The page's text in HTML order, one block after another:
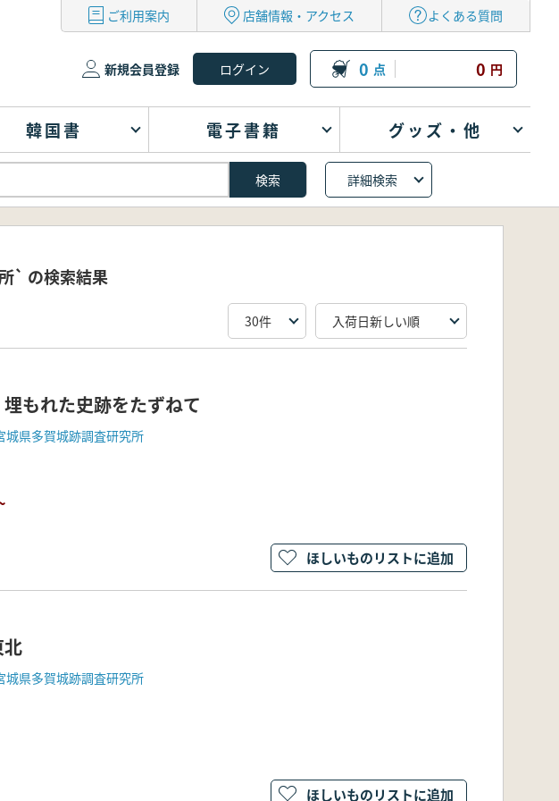
ご利用案内 店舗情報・アクセス よくある質問
新規会員登録 0 点 0 円
韓国書 電子書籍 グッズ・他
詳細検索
` の検索結果
もれた史跡をたずねて
県多賀城跡調査研究所
ほしいものリストに追加
県多賀城跡調査研究所
ほしいものリストに追加